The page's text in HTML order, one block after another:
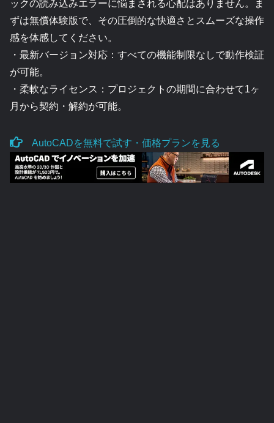
ックの読み込みエラーに悩まされる心配はありません。ま
ずは無償体験版で、その圧倒的な快適さとスムーズな操作
感を体感してください。
・最新バージョン対応：すべての機能制限なしで動作検証
が可能。
・柔軟なライセンス：プロジェクトの期間に合わせて1ヶ
月から契約・解約が可能。
AutoCADを無料で試す・価格プランを見る